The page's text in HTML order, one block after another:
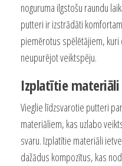
noguruma ilgstošu raundu
putteri ir izstrādāti
piemērotus spēlētājiem,
neupurējot veiktspēju.
Izplatītie
Vieglie līdzsvarotie putteri
materiāliem, kas uzlabo
svaru. Izplatītie materiāli
dažādus kompozītus, kas